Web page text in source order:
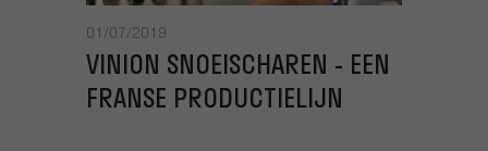
01/07/2019
VINION SNOEISCHAREN - EEN
FRANSE PRODUCTIELIJN